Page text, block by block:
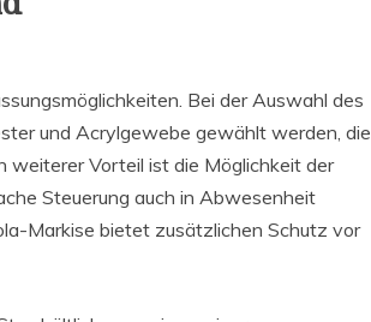
Bei der Auswahl des
und Acrylgewebe gewählt werden, die
weiterer Vorteil ist die Möglichkeit der
Steuerung auch in Abwesenheit
Markise bietet zusätzlichen Schutz vor